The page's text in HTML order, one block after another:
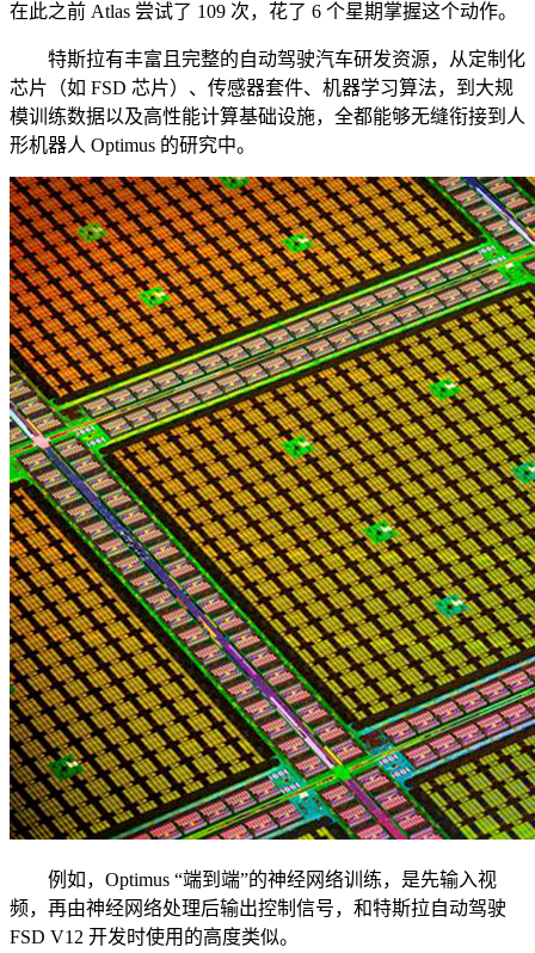
在此之前 Atlas 尝试了 109 次，花了 6 个星期掌握这个动作。
特斯拉有丰富且完整的自动驾驶汽车研发资源，从定制化
芯片（如 FSD 芯片）、传感器套件、机器学习算法，到大规
模训练数据以及高性能计算基础设施，全都能够无缝衔接到人
形机器人 Optimus 的研究中。
例如，Optimus “端到端”的神经网络训练，是先输入视
频，再由神经网络处理后输出控制信号，和特斯拉自动驾驶
FSD V12 开发时使用的高度类似。